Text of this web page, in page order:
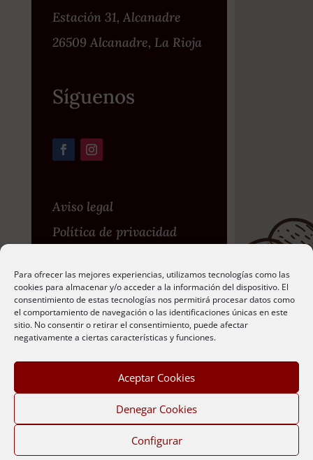
Para ofrecer las mejores experiencias, utilizamos tecnologías como las
cookies para almacenar y/o acceder a la información del dispositivo. El
consentimiento de estas tecnologías nos permitirá procesar datos como
el comportamiento de navegación o las identificaciones únicas en este
sitio. No consentir o retirar el consentimiento, puede afectar
negativamente a ciertas características y funciones.
Aceptar Cookies
Denegar Cookies
Configurar
Estación 31, Alcanadre
26509 Alcanadre, La Rioja
Síguenos
Aviso legal
Política de privacidad
redes sociales
Política de cookies
Web Creada PorBit
Informática